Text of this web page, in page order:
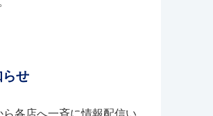
せ
各店へ一斉に情報配信い